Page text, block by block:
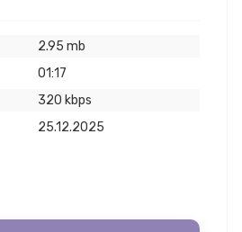
2.95 mb
01:17
320 kbps
25.12.2025